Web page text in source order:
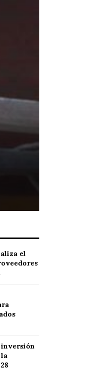
el